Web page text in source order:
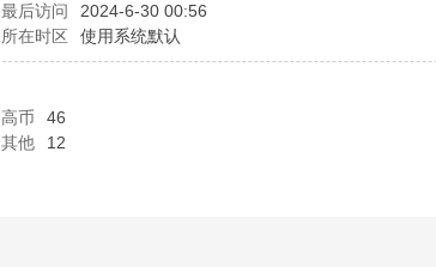
最后访问
2024-6-30 00:56
所在时区 使用系统默认
高币
46
其他
12